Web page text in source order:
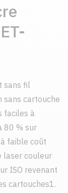
sans fil
sans cartouche
faciles à
80 % sur
faible coût
laser couleur
ISO revenant
cartouches1.